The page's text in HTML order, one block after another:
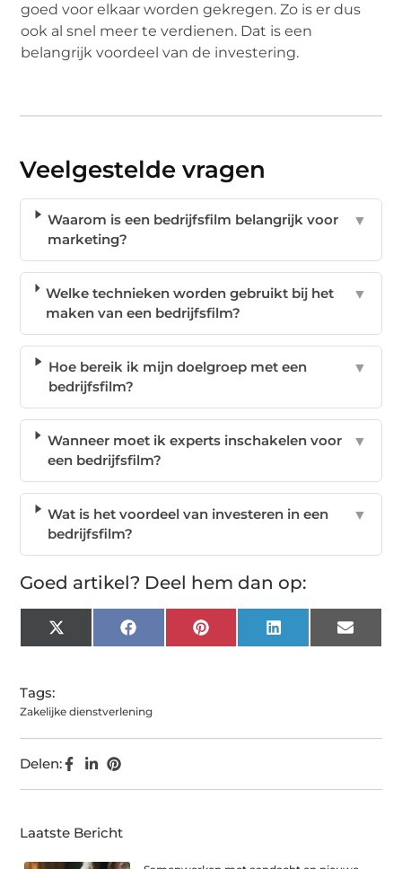
goed voor elkaar worden gekregen. Zo is er dus
ook al snel meer te verdienen. Dat is een
belangrijk voordeel van de investering.
Veelgestelde vragen
Waarom is een bedrijfsfilm belangrijk voor
marketing?
▼
Welke technieken worden gebruikt bij het
maken van een bedrijfsfilm?
▼
Hoe bereik ik mijn doelgroep met een
bedrijfsfilm?
▼
Wanneer moet ik experts inschakelen voor
een bedrijfsfilm?
▼
Wat is het voordeel van investeren in een
bedrijfsfilm?
▼
Goed artikel? Deel hem dan op:
X
(Twitter)
FacebookPinterest LinkedIn Email
Tags:
Zakelijke dienstverlening
Delen:
Laatste Bericht